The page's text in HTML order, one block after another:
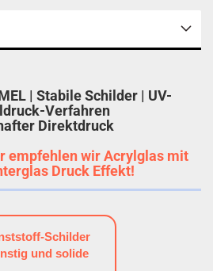
| Stabile Schilder | UV-
Verfahren
Direktdruck
empfehlen wir Acrylglas mit
Druck Effekt!
Schilder
und solide